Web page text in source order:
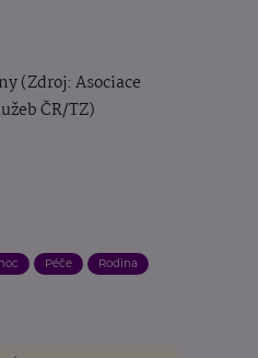
(Zdroj: Asociace
ČR/TZ)
Péče Rodina